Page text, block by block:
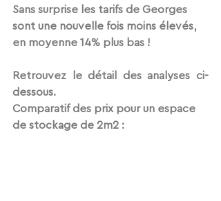
Sans surprise les tarifs de Georges
sont une nouvelle fois moins élevés,
en moyenne 14% plus bas !
Retrouvez le détail des analyses ci-
dessous.
Comparatif des prix pour un espace
de stockage de 2m2 :